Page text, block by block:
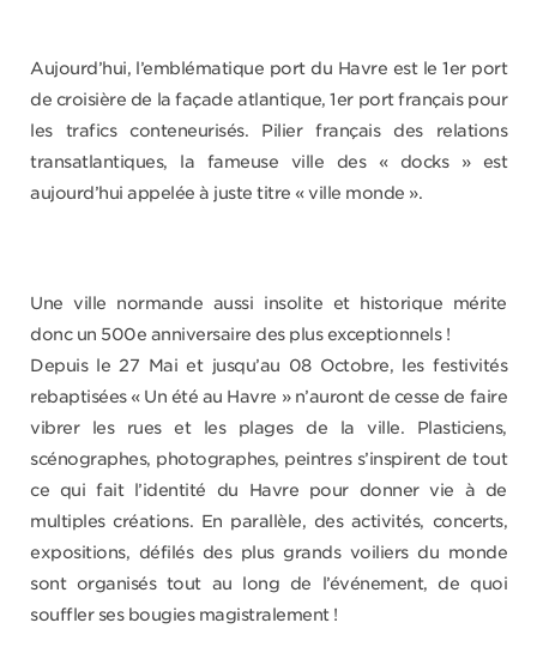
Aujourd’hui, l’emblématique port du Havre est le 1er port
de croisière de la façade atlantique, 1er port français pour
les trafics conteneurisés. Pilier français des relations
transatlantiques, la fameuse ville des « docks » est
aujourd’hui appelée à juste titre « ville monde ».
Une ville normande aussi insolite et historique mérite
donc un 500e anniversaire des plus exceptionnels !
Depuis le 27 Mai et jusqu’au 08 Octobre, les festivités
rebaptisées « Un été au Havre » n’auront de cesse de faire
vibrer les rues et les plages de la ville. Plasticiens,
scénographes, photographes, peintres s’inspirent de tout
ce qui fait l’identité du Havre pour donner vie à de
multiples créations. En parallèle, des activités, concerts,
expositions, défilés des plus grands voiliers du monde
sont organisés tout au long de l’événement, de quoi
souffler ses bougies magistralement !